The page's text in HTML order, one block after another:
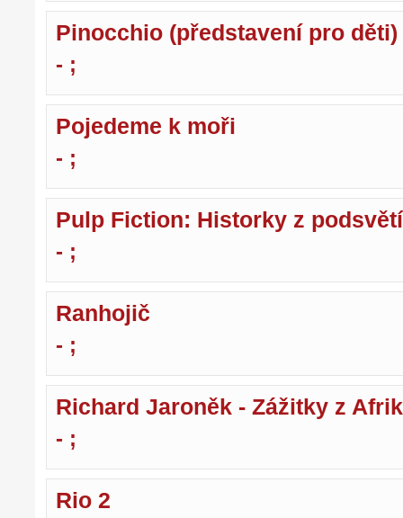
Pinocchio (představení pro děti)
- ;
Pojedeme k moři
- ;
Pulp Fiction: Historky z podsvětí
- ;
Ranhojič
- ;
Richard Jaroněk - Zážitky z
- ;
Rio 2